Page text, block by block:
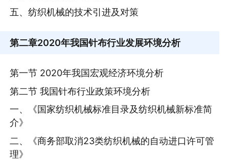
五、纺织机械的技术引进及对策
第二章2020年我国针布行业发展环境分析
第一节 2020年我国宏观经济环境分析
第二节 我国针布行业政策环境分析
一、《国家纺织机械标准目录及纺织机械新标准简
介》
二、《商务部取消23类纺织机械的自动进口许可管
理》